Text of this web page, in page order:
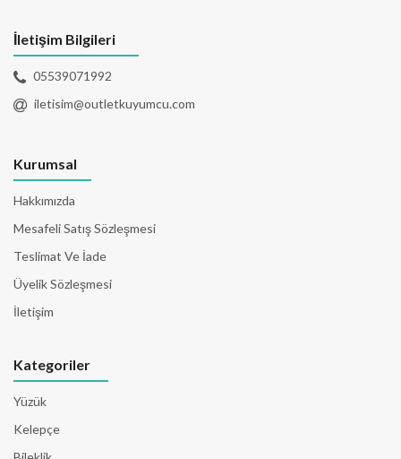
İletişim Bilgileri
05539071992
iletisim@outletkuyumcu.com
Kurumsal
Hakkımızda
Mesafeli Satış Sözleşmesi
Teslimat Ve İade
Üyelik Sözleşmesi
İletişim
Kategoriler
Yüzük
Kelepçe